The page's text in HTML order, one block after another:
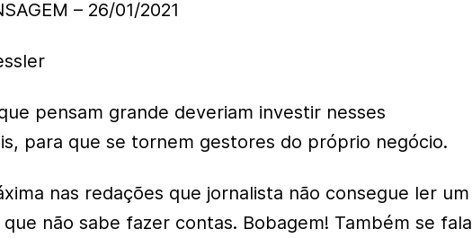
– 26/01/2021
pensam grande deveriam investir nesses
para que se tornem gestores do próprio negócio.
nas redações que jornalista não consegue ler um
que não sabe fazer contas. Bobagem! Também se fala